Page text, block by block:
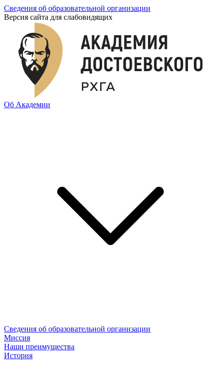
Сведения об образовательной организации
Версия сайта для слабовидящих
Об Академии
Сведения об образовательной организации
Миссия
Наши преимущества
История